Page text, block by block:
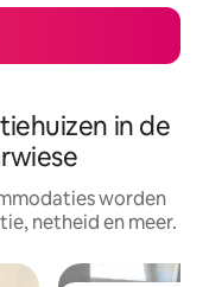
in de
worden
netheid en meer.